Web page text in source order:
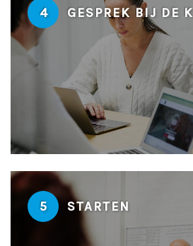
4 GESPREK BIJ DE
5 STARTEN